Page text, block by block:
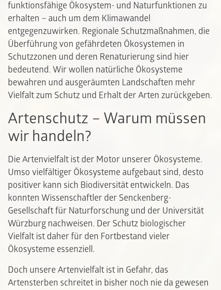
funktionsfähige Ökosystem- und Naturfunktionen zu
erhalten – auch um dem Klimawandel
entgegenzuwirken. Regionale Schutzmaßnahmen, die
Überführung von gefährdeten Ökosystemen in
Schutzzonen und deren Renaturierung sind hier
bedeutend. Wir wollen natürliche Ökosysteme
bewahren und ausgeräumten Landschaften mehr
Vielfalt zum Schutz und Erhalt der Arten zurückgeben.
Artenschutz – Warum müssen
wir handeln?
Die Artenvielfalt ist der Motor unserer Ökosysteme.
Umso vielfältiger Ökosysteme aufgebaut sind, desto
positiver kann sich Biodiversität entwickeln. Das
konnten Wissenschaftler der Senckenberg-
Gesellschaft für Naturforschung und der Universität
Würzburg nachweisen. Der Schutz biologischer
Vielfalt ist daher für den Fortbestand vieler
Ökosysteme essenziell.
Doch unsere Artenvielfalt ist in Gefahr, das
Artensterben schreitet in bisher noch nie da gewesen